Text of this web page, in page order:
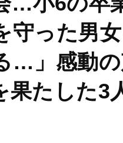
守った男
…」感動の
果たした3